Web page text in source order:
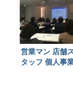
営業マン 店舗
タッフ 個人事